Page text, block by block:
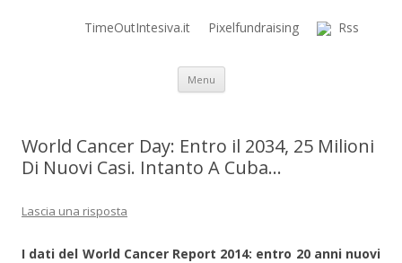
Time Out Intensiva Blog
il tempo e la memoria in terapia intensiva
TimeOutIntesiva.it Pixelfundraising Rss
Menu Vai al contenuto
World Cancer Day: Entro il 2034, 25 Milioni
Di Nuovi Casi. Intanto A Cuba…
Lascia una risposta
I dati del World Cancer Report 2014: entro 20 anni nuovi